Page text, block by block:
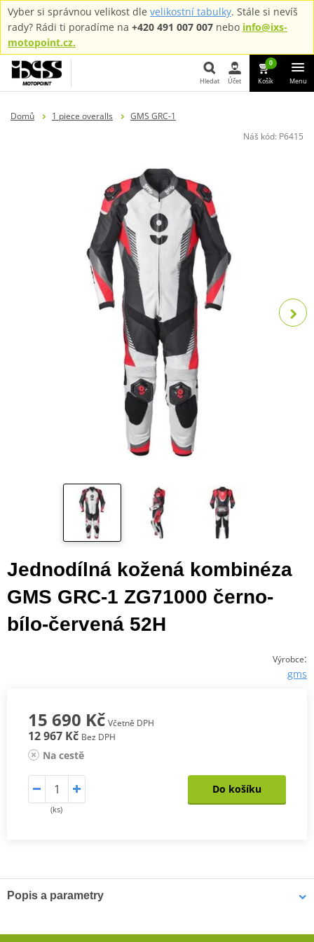
Vyber si správnou velikost dle velikostní tabulky. Stále si nevíš
rady? Rádi ti poradíme na +420 491 007 007 nebo info@ixs-
motopoint.cz.
Hledat Účet
0
Košík Menu
Domů 1 piece overalls
GMS GRC-1
Náš kód: P6415
Jednodílná kožená kombinéza
GMS GRC-1 ZG71000 černo-
bílo-červená 52H
Výrobce:
gms
15 690 Kč Včetně DPH
12 967 Kč Bez DPH
Na cestě
(ks)
Do košíku
Popis a parametry